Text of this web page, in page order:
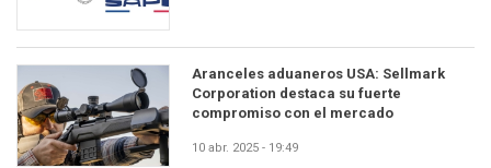
Aranceles aduaneros USA: Sellmark
Corporation destaca su fuerte
compromiso con el mercado
10 abr. 2025 - 19:49